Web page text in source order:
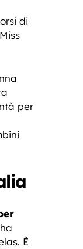
di
per
È